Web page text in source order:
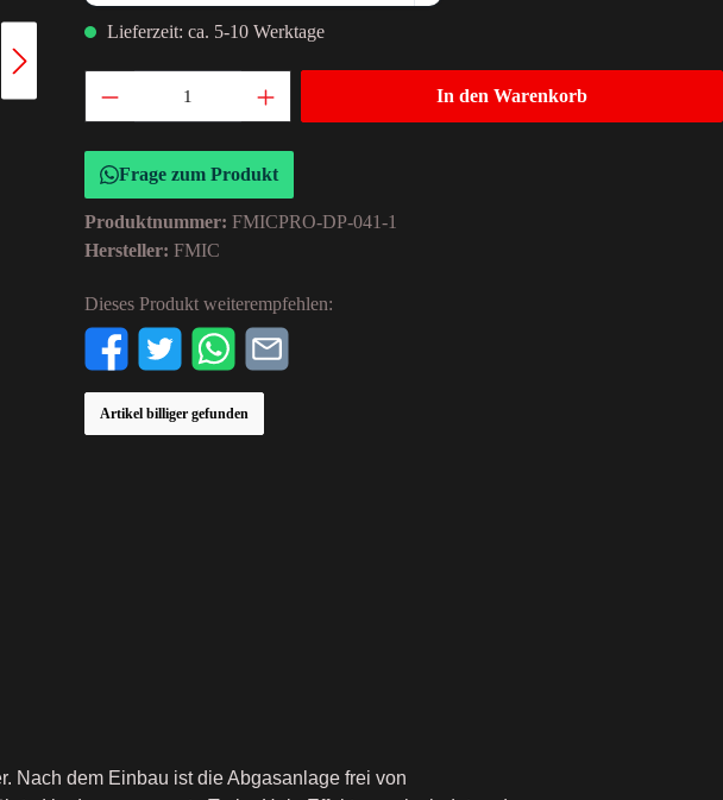
Lieferzeit: ca. 5-10 Werktage
In den Warenkorb
Frage zum Produkt
Produktnummer:FMICPRO-DP-041-1
Hersteller:FMIC
Dieses Produkt weiterempfehlen:
Artikel billiger gefunden
Nach dem Einbau ist die Abgasanlage frei von